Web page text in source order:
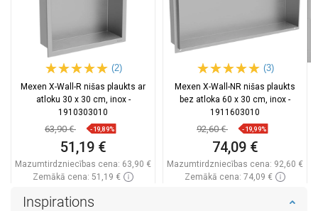
(2)
Mexen X-Wall-R nišas plaukts ar
atloku 30 x 30 cm, inox -
1910303010
63,90 € -19,89%
51,19 €
Mazumtirdzniecības cena: 63,90 €
Zemākā cena: 51,19 €
(3)
Mexen X-Wall-NR nišas plaukts
bez atloka 60 x 30 cm, inox -
1911603010
92,60 € -19,99%
74,09 €
Mazumtirdzniecības cena: 92,60 €
Zemākā cena: 74,09 €
Inspirations